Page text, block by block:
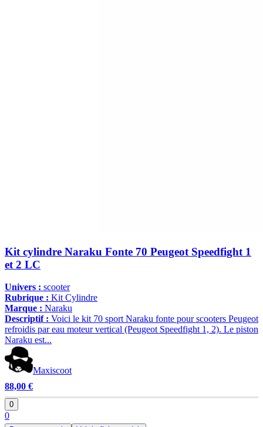
Kit cylindre Naraku Fonte 70 Peugeot Speedfight 1
et 2 LC
Univers : scooter
Rubrique : Kit Cylindre
Marque : Naraku
Descriptif : Voici le kit 70 sport Naraku fonte pour scooters Peugeot
refroidis par eau moteur vertical (Peugeot Speedfight 1, 2). Le piston
Naraku est...
Maxiscoot
88,00 €
0
0